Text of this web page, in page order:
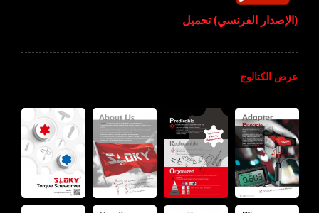
(الإصدار الفرنسي) تحميل
عرض الكتالوج